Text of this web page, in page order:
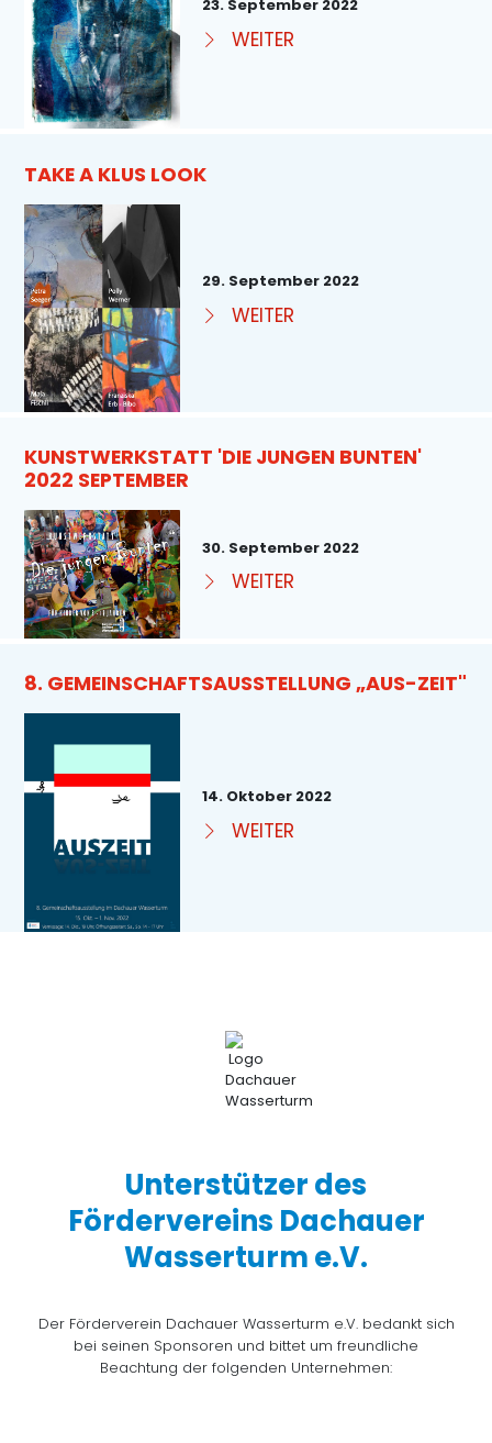
23. September 2022
WEITER
TAKE A KLUS LOOK
29. September 2022
WEITER
KUNSTWERKSTATT 'DIE JUNGEN BUNTEN'
2022 SEPTEMBER
30. September 2022
WEITER
8. GEMEINSCHAFTSAUSSTELLUNG „AUS-ZEIT"
14. Oktober 2022
WEITER
Unterstützer des
Fördervereins Dachauer
Wasserturm e.V.
Der Förderverein Dachauer Wasserturm e.V. bedankt sich
bei seinen Sponsoren und bittet um freundliche
Beachtung der folgenden Unternehmen: